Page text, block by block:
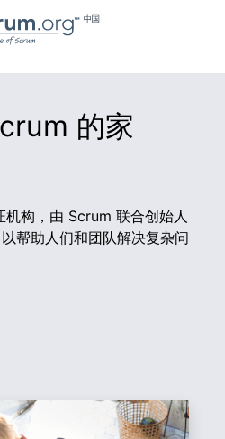
的家
构，由 Scrum 联合创始人
帮助人们和团队解决复杂问